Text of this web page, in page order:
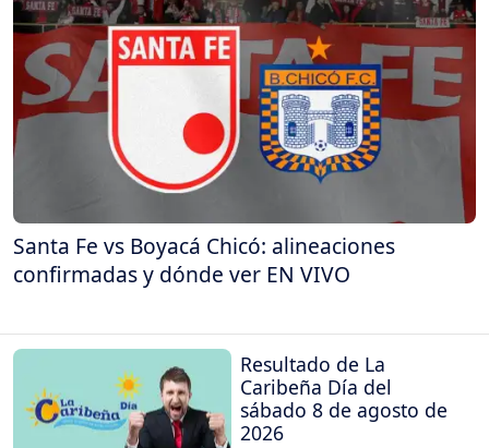
Santa Fe vs Boyacá Chicó: alineaciones
confirmadas y dónde ver EN VIVO
Resultado de La
Caribeña Día del
sábado 8 de agosto de
2026